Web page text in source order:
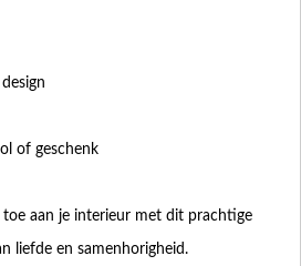
of geschenk
toe aan je interieur met dit prachtige
liefde en samenhorigheid.